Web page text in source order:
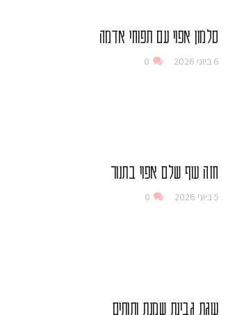
סלמון אפוי עם תפוחי אדמה
6 ביוני 2026 0
חזה עוף שלם אפוי בתנור
5 ביוני 2026 0
עוגת גבינת שמנת ותותים